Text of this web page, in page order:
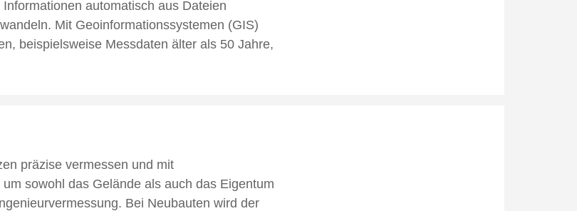
automatisch aus Dateien
Mit Geoinformationssystemen (GIS)
beispielsweise Messdaten älter als 50 Jahre,
präzise vermessen und mit
sowohl das Gelände als auch das Eigentum
Bei Neubauten wird der